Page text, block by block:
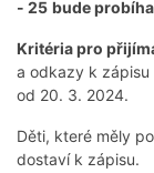
- 25 bude
Kritéria pro
a odkazy k
od 20. 3. 2024.
Děti, které měly
dostaví k zápisu.